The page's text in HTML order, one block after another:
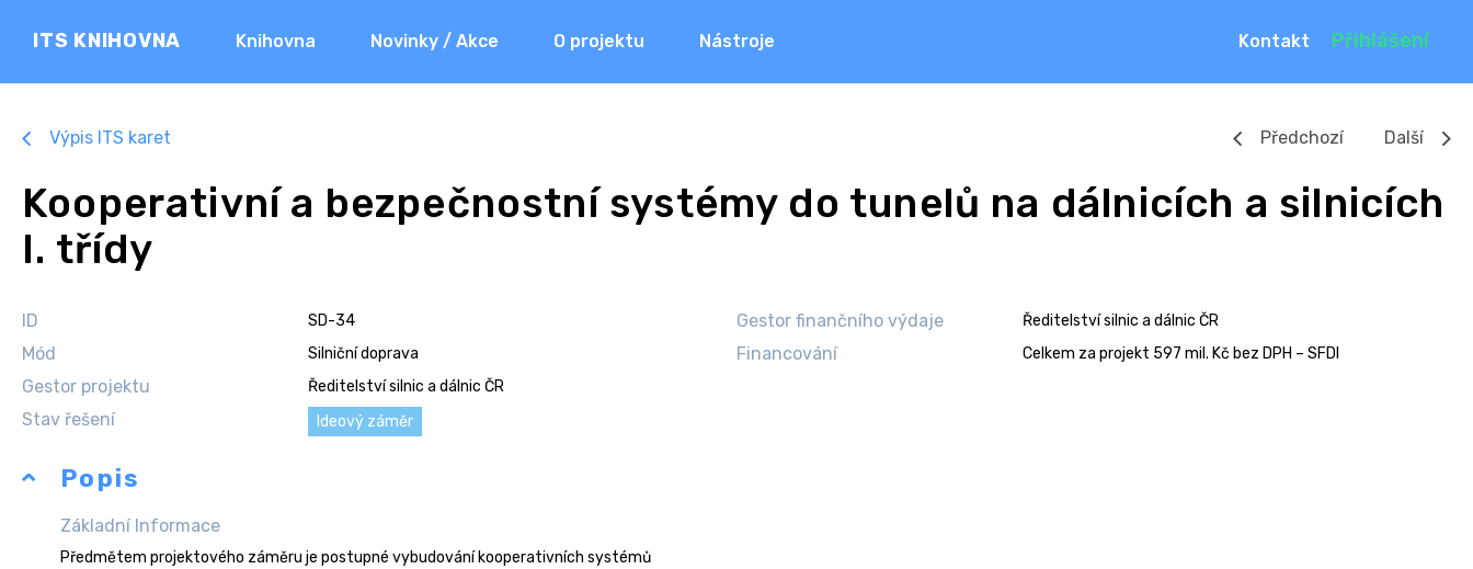
ITS KNIHOVNA Knihovna Novinky / Akce O projektu Nástroje Kontakt Přihlášení
Výpis ITS karet Předchozí Další
Kooperativní a bezpečnostní systémy do tunelů na dálnicích a silnicích
I. třídy
ID SD-34
Mód Silniční doprava
Gestor projektu Ředitelství silnic a dálnic ČR
Stav řešení Ideový záměr
Gestor finančního výdaje Ředitelství silnic a dálnic ČR
Financování Celkem za projekt 597 mil. Kč bez DPH – SFDI
Popis
Základní Informace
Předmětem projektového záměru je postupné vybudování kooperativních systémů